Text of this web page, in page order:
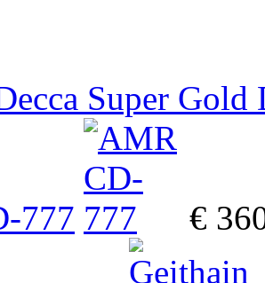
Super Gold
777 €